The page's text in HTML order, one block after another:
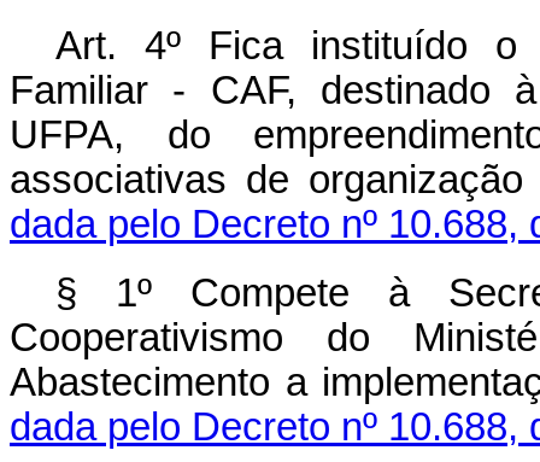
Art. 4º Fica instituído o
Familiar - CAF, destinado
UFPA, do
associativas de
dada pelo Decreto nº 10.688,
§ 1º Compete à
Cooperativismo do
Abastecimento a
dada pelo Decreto nº 10.688,